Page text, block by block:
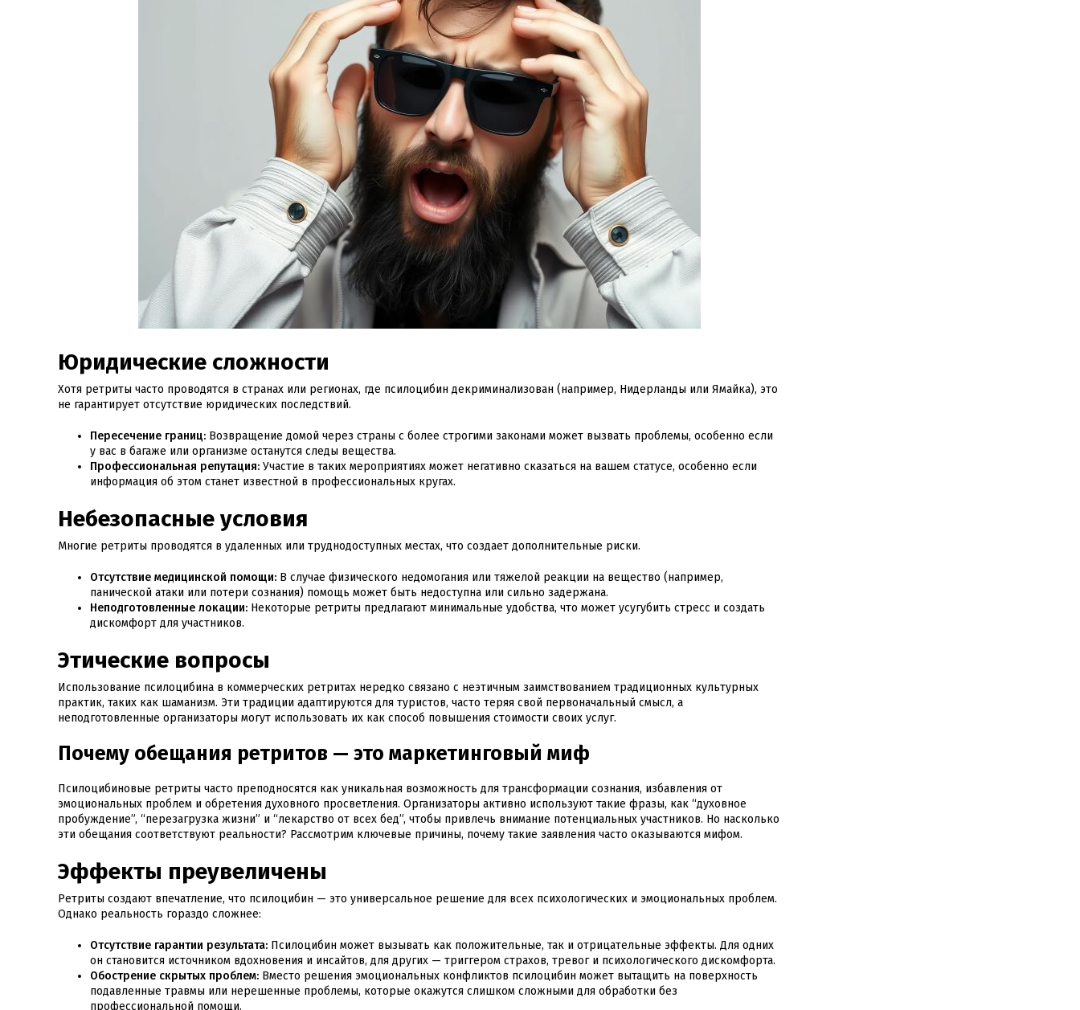
Юридические сложности
Хотя ретриты часто проводятся в странах или регионах, где псилоцибин декриминализован (например, Нидерланды или Ямайка), это
не гарантирует отсутствие юридических последствий.
Пересечение границ: Возвращение домой через страны с более строгими законами может вызвать проблемы, особенно если
у вас в багаже или организме останутся следы вещества.
Профессиональная репутация: Участие в таких мероприятиях может негативно сказаться на вашем статусе, особенно если
информация об этом станет известной в профессиональных кругах.
Небезопасные условия
Многие ретриты проводятся в удаленных или труднодоступных местах, что создает дополнительные риски.
Отсутствие медицинской помощи: В случае физического недомогания или тяжелой реакции на вещество (например,
панической атаки или потери сознания) помощь может быть недоступна или сильно задержана.
Неподготовленные локации: Некоторые ретриты предлагают минимальные удобства, что может усугубить стресс и создать
дискомфорт для участников.
Этические вопросы
Использование псилоцибина в коммерческих ретритах нередко связано с неэтичным заимствованием традиционных культурных
практик, таких как шаманизм. Эти традиции адаптируются для туристов, часто теряя свой первоначальный смысл, а
неподготовленные организаторы могут использовать их как способ повышения стоимости своих услуг.
Почему обещания ретритов — это маркетинговый миф
Псилоцибиновые ретриты часто преподносятся как уникальная возможность для трансформации сознания, избавления от
эмоциональных проблем и обретения духовного просветления. Организаторы активно используют такие фразы, как “духовное
пробуждение”, “перезагрузка жизни” и “лекарство от всех бед”, чтобы привлечь внимание потенциальных участников. Но насколько
эти обещания соответствуют реальности? Рассмотрим ключевые причины, почему такие заявления часто оказываются мифом.
Эффекты преувеличены
Ретриты создают впечатление, что псилоцибин — это универсальное решение для всех психологических и эмоциональных проблем.
Однако реальность гораздо сложнее:
Отсутствие гарантии результата: Псилоцибин может вызывать как положительные, так и отрицательные эффекты. Для одних
он становится источником вдохновения и инсайтов, для других — триггером страхов, тревог и психологического дискомфорта.
Обострение скрытых проблем: Вместо решения эмоциональных конфликтов псилоцибин может вытащить на поверхность
подавленные травмы или нерешенные проблемы, которые окажутся слишком сложными для обработки без
профессиональной помощи.